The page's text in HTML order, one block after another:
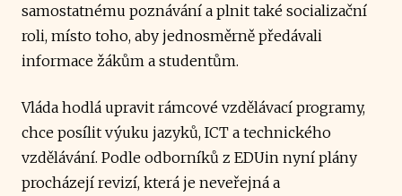
samostatnému poznávání a plnit také socializační
roli, místo toho, aby jednosměrně předávali
informace žákům a studentům.
Vláda hodlá upravit rámcové vzdělávací programy,
chce posílit výuku jazyků, ICT a technického
vzdělávání. Podle odborníků z EDUin nyní plány
procházejí revizí, která je neveřejná a